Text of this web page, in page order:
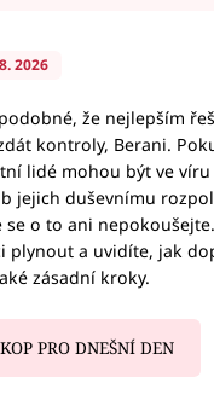
2026
že nejlepším
kontroly, Berani.
lidé mohou být ve víru
jejich duševnímu
se o to ani
plynout a uvidíte, jak
zásadní kroky.
PRO DNEŠNÍ DEN